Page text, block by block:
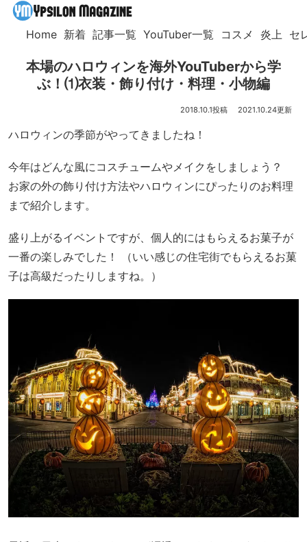
Home 新着 記事一覧 YouTuber一覧 コスメ 炎上 セ
本場のハロウィンを海外YouTuberから学
ぶ！⑴衣装・飾り付け・料理・小物編
2018.10.1 2021.10.24
ハロウィンの季節がやってきましたね！
今年はどんな風にコスチュームやメイクをしましょう？
お家の外の飾り付け方法やハロウィンにぴったりのお料理
まで紹介します。
盛り上がるイベントですが、個人的にはもらえるお菓子が
一番の楽しみでした！ （いい感じの住宅街でもらえるお菓
子は高級だったりしますね。）